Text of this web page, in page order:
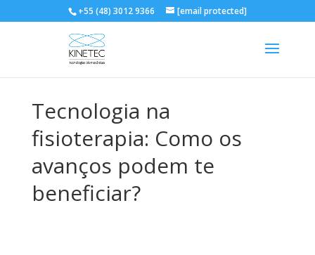
+55 (48) 3012 9366 [email protected]
Tecnologia na
fisioterapia: Como os
avanços podem te
beneficiar?